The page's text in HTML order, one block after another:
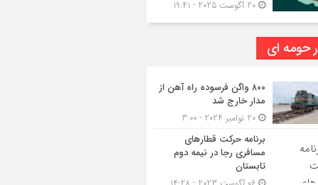
حومه ای
۸۰۰ واگن فرسوده راه آهن از
مدار خارج شد
برنامه حرکت قطارهای
مسافری رجا در نیمه دوم
تابستان